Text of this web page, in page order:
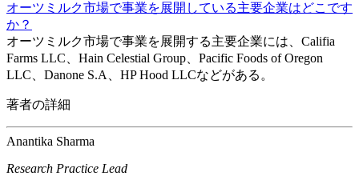
オーツミルク市場で事業を展開している主要企業はどこです
か？
オーツミルク市場で事業を展開する主要企業には、Califia
Farms LLC、Hain Celestial Group、Pacific Foods of Oregon
LLC、Danone S.A、HP Hood LLCなどがある。
著者の詳細
Anantika Sharma
Research Practice Lead